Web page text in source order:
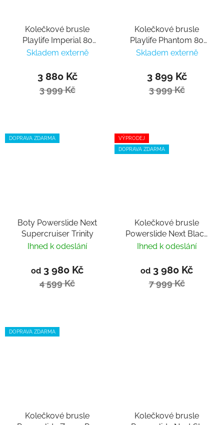
Kolečkové brusle
Playlife Imperial 80
Fuchsia
Skladem externě
3 880 Kč
3 999 Kč
Kolečkové brusle
Playlife Phantom 80
Black
Skladem externě
3 899 Kč
3 999 Kč
DOPRAVA ZDARMA
Boty Powerslide Next
Supercruiser Trinity
Ihned k odeslání
od 3 980 Kč
4 599 Kč
VÝPRODEJ
DOPRAVA ZDARMA
Kolečkové brusle
Powerslide Next Black
Red 110 Trinity
Ihned k odeslání
od 3 980 Kč
7 999 Kč
DOPRAVA ZDARMA
Kolečkové brusle
Kolečkové brusle